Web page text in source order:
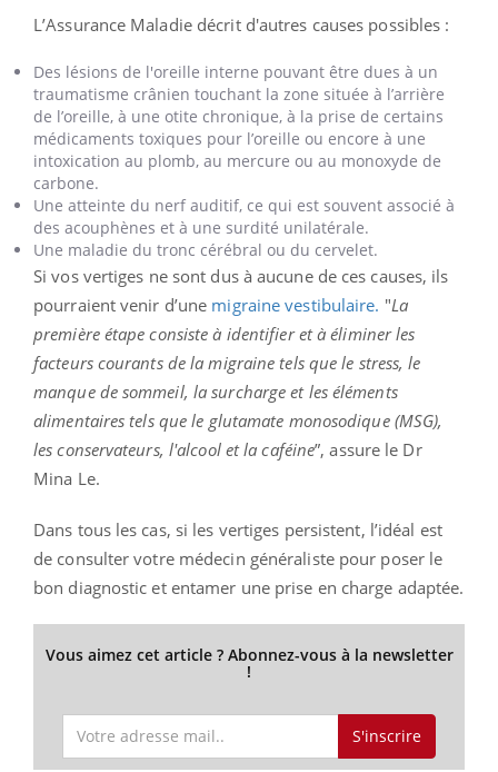
L’Assurance Maladie décrit d'autres causes possibles :
Des lésions de l'oreille interne pouvant être dues à un
traumatisme crânien touchant la zone située à l’arrière
de l’oreille, à une otite chronique, à la prise de certains
médicaments toxiques pour l’oreille ou encore à une
intoxication au plomb, au mercure ou au monoxyde de
carbone.
Une atteinte du nerf auditif, ce qui est souvent associé à
des acouphènes et à une surdité unilatérale.
Une maladie du tronc cérébral ou du cervelet.
Si vos vertiges ne sont dus à aucune de ces causes, ils
pourraient venir d’une migraine vestibulaire. "La
première étape consiste à identifier et à éliminer les
facteurs courants de la migraine tels que le stress, le
manque de sommeil, la surcharge et les éléments
alimentaires tels que le glutamate monosodique (MSG),
les conservateurs, l'alcool et la caféine”, assure le Dr
Mina Le.
Dans tous les cas, si les vertiges persistent, l’idéal est
de consulter votre médecin généraliste pour poser le
bon diagnostic et entamer une prise en charge adaptée.
Vous aimez cet article ? Abonnez-vous à la newsletter
!
S'inscrire